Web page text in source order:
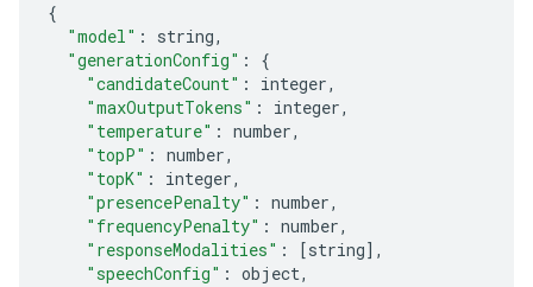
{
"model" : string,
"generationConfig" :
{
"candidateCount" : integer,
"maxOutputTokens" : integer,
"temperature" : number,
"topP" : number,
"topK" : integer,
"presencePenalty" : number,
"frequencyPenalty" : number,
"responseModalities" : [string],
"speechConfig" : object,